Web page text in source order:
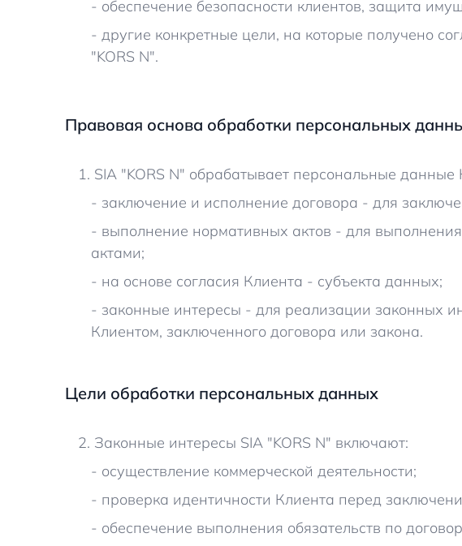
- обеспечение безопасности клиентов, защита
- другие конкретные цели, на которые получено
"KORS N".
Правовая основа обработки персональных
1. SIA "KORS N" обрабатывает персональные
- заключение и исполнение договора - для
- выполнение нормативных актов - для
актами;
- на основе согласия Клиента - субъекта данных;
- законные интересы - для реализации законных
Клиентом, заключенного договора или закона.
Цели обработки персональных данных
2. Законные интересы SIA "KORS N" включают:
- осуществление коммерческой деятельности;
- проверка идентичности Клиента перед
- обеспечение выполнения обязательств по